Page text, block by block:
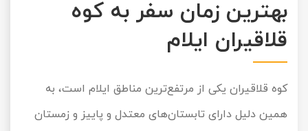
بهترین زمان سفر به کوه
قلاقیران ایلام
کوه قلاقیران یکی از مرتفع‌ترین مناطق ایلام است، به
همین دلیل دارای تابستان‌های معتدل و پاییز و زمستان